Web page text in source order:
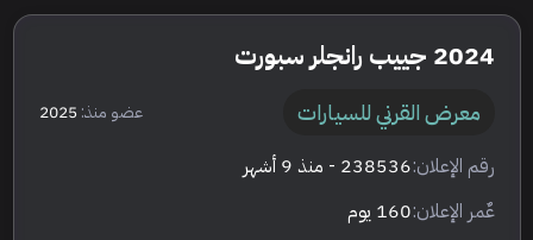
2024 جييب رانجلر سبورت
معرض القرني للسيارات عضو منذ:2025
رقم الإعلان:238536 - منذ 9 أشهر
عٌمر الإعلان:160 يوم